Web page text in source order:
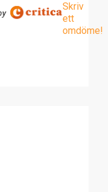
Skriv
ett
omdöme!